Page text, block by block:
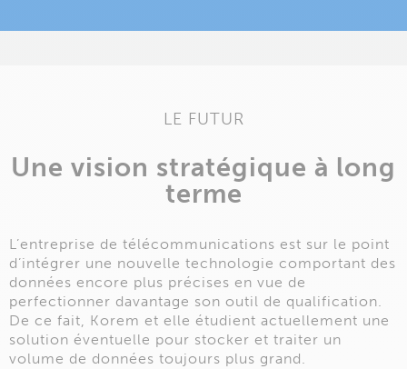
LE FUTUR
Une vision stratégique à long
terme
L’entreprise de télécommunications est sur le point
d’intégrer une nouvelle technologie comportant des
données encore plus précises en vue de
perfectionner davantage son outil de qualification.
De ce fait, Korem et elle étudient actuellement une
solution éventuelle pour stocker et traiter un
volume de données toujours plus grand.